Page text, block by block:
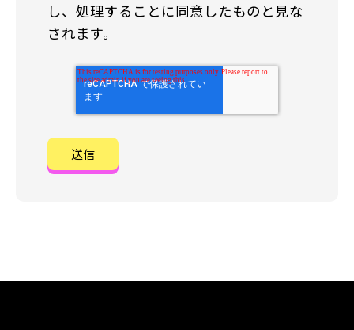
し、処理することに同意したものと見な
されます。